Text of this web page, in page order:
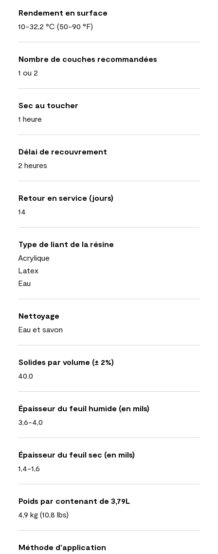
Rendement en surface
10-32,2 °C (50-90 °F)
Nombre de couches recommandées
1 ou 2
Sec au toucher
1 heure
Délai de recouvrement
2 heures
Retour en service (jours)
14
Type de liant de la résine
Acrylique
Latex
Eau
Nettoyage
Eau et savon
Solides par volume (± 2%)
40.0
Épaisseur du feuil humide (en mils)
3,6-4,0
Épaisseur du feuil sec (en mils)
1,4-1,6
Poids par contenant de 3,79L
4,9 kg (10,8 lbs)
Méthode d’application